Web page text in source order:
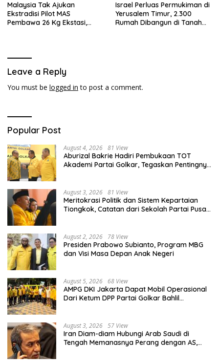
Malaysia Tak Ajukan
Ekstradisi Pilot MAS
Pembawa 26 Kg Ekstasi,
Israel Perluas Permukiman di
Yerusalem Timur, 2.300
Rumah Dibangun di Tanah
Leave a Reply
You must be logged in to post a comment.
Popular Post
August 4, 2026 81 View
Aburizal Bakrie Hadiri Pembukaan TOT
Akademi Partai Golkar, Tegaskan Pentingnya
August 3, 2026 81 View
Meritokrasi Politik dan Sistem Kepartaian
Tiongkok, Catatan dari Sekolah Partai Pusat
August 2, 2026 78 View
Presiden Prabowo Subianto, Program MBG
dan Visi Masa Depan Anak Negeri
August 5, 2026 68 View
AMPG DKI Jakarta Dapat Mobil Operasional
Dari Ketum DPP Partai Golkar Bahlil
August 3, 2026 57 View
Iran Diam-diam Hubungi Arab Saudi di
Tengah Memanasnya Perang dengan AS,